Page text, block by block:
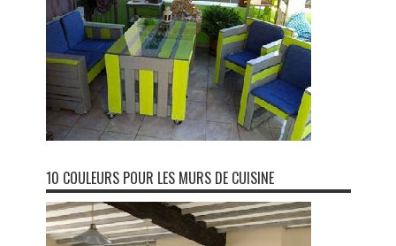
10 COULEURS POUR LES MURS DE CUISINE